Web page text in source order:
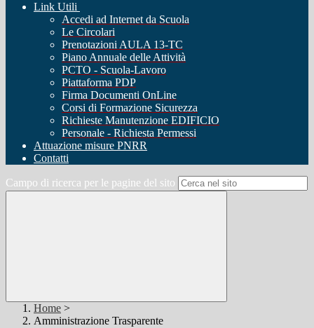
Link Utili
Accedi ad Internet da Scuola
Le Circolari
Prenotazioni AULA 13-TC
Piano Annuale delle Attività
PCTO - Scuola-Lavoro
Piattaforma PDP
Firma Documenti OnLine
Corsi di Formazione Sicurezza
Richieste Manutenzione EDIFICIO
Personale - Richiesta Permessi
Attuazione misure PNRR
Contatti
Campo di ricerca per le pagine del sito
Home >
Amministrazione Trasparente